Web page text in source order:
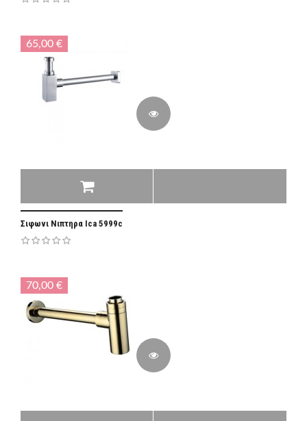
65,00 €
Σιφωνι Νιπτηρα Ica 5999c
70,00 €